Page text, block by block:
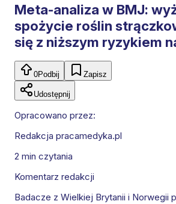
Meta-analiza w BMJ:
spożycie roślin
się z niższym ryzykiem
0Podbij Zapisz
Udostępnij
Opracowano przez:
Redakcja pracamedyka.pl
2 min czytania
Komentarz redakcji
Badacze z Wielkiej Brytanii i Norwegii